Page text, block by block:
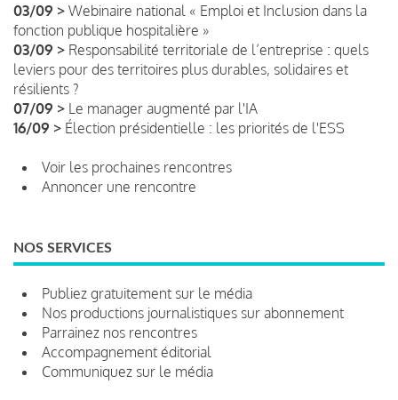
03/09 > Webinaire national « Emploi et Inclusion dans la
fonction publique hospitalière »
03/09 > Responsabilité territoriale de l’entreprise : quels
leviers pour des territoires plus durables, solidaires et
résilients ?
07/09 > Le manager augmenté par l'IA
16/09 > Élection présidentielle : les priorités de l'ESS
Voir les prochaines rencontres
Annoncer une rencontre
NOS SERVICES
Publiez gratuitement sur le média
Nos productions journalistiques sur abonnement
Parrainez nos rencontres
Accompagnement éditorial
Communiquez sur le média